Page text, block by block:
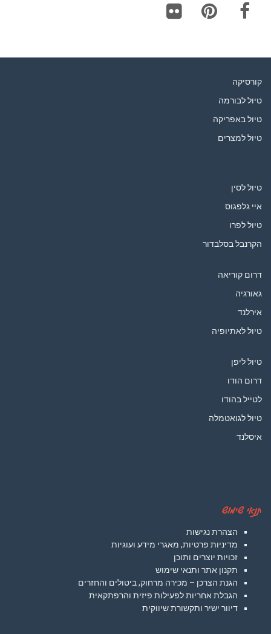
קורסיקה
טיול לבורמה
טיול באפריקה
טיול למצרים
טיול לסין
איי גלפגוס
טיול לפרו
הקרנבל בסלבדור
דרום קוריאה
גאורגיה
אירלנד
טיול לאתיופיה
טיול ליפן
דרום הודו
לטייל בהודו
טיול לגואטמלה
איסלנד
תנאי שימוש
הצהרת נגישות
מדיניות פרטיות, מאגרי מידע ועוגיות
זכויות יוצרים ותוכן
תקנון אתר ותנאי שימוש
הגנת הצרכן – מכירה מרחוק, ביטולים והחזרים
הגבלת אחריות לפעילות פיזית והרפתקאית
דיוור ישיר ותקשורת שיווקית